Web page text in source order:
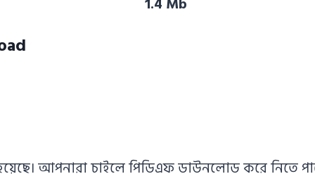
হয়েছে। আপনারা চাইলে পিডিএফ ডাউনলোড করে নিতে